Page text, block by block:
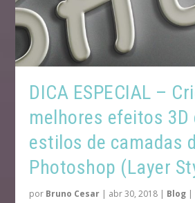
DICA ESPECIAL –
melhores efeitos 3D
estilos de camadas
Photoshop (Layer
por Bruno Cesar | abr 30, 2018 | Blog |